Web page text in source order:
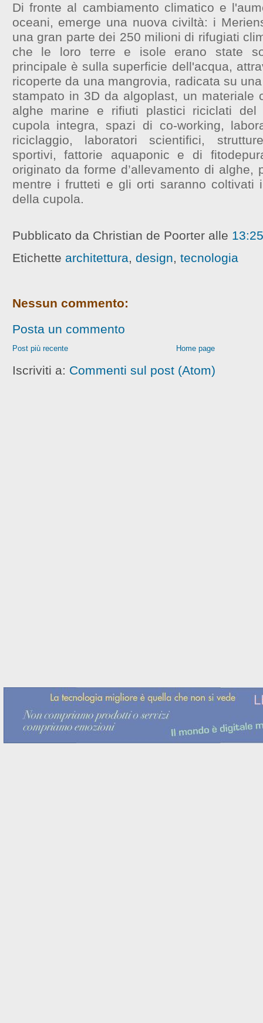
Di fronte al cambiamento climatico e
oceani, emerge una nuova civiltà: i
una gran parte dei 250 milioni di rifugiati
che le loro terre e isole erano state
principale è sulla superficie dell'acqua,
ricoperte da una mangrovia, radicata su
stampato in 3D da algoplast, un materiale
alghe marine e rifiuti plastici riciclati del
cupola integra, spazi di co-working,
riciclaggio, laboratori scientifici,
sportivi, fattorie aquaponic e di
originato da forme d’allevamento di alghe,
mentre i frutteti e gli orti saranno coltivati
della cupola.
Pubblicato da Christian de Poorter alle 13:25
Etichette architettura, design, tecnologia
Nessun commento:
Posta un commento
Post più recente Home page
Iscriviti a: Commenti sul post (Atom)